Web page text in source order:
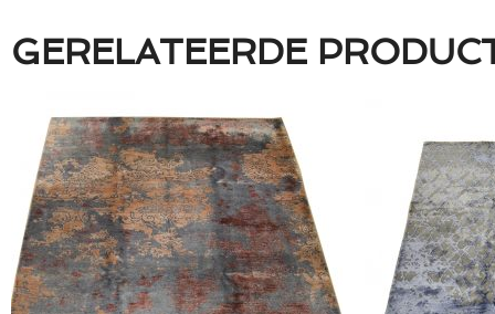
GERELATEERDE